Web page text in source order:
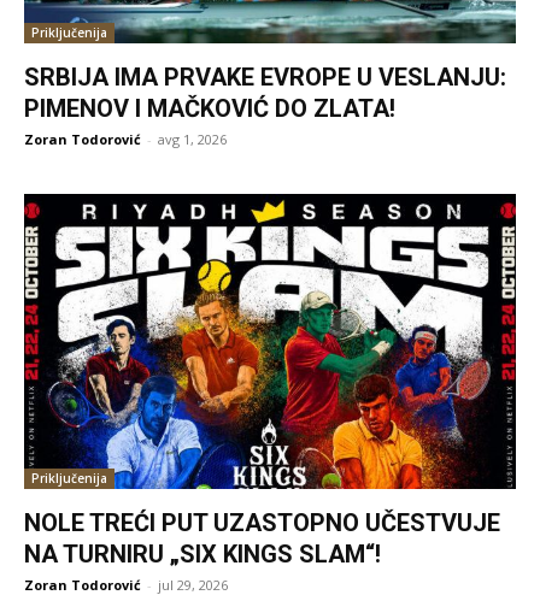
Priključenija
SRBIJA IMA PRVAKE EVROPE U VESLANJU:
PIMENOV I MAČKOVIĆ DO ZLATA!
Zoran Todorović - avg 1, 2026
Priključenija
NOLE TREĆI PUT UZASTOPNO UČESTVUJE
NA TURNIRU „SIX KINGS SLAM“!
Zoran Todorović - jul 29, 2026